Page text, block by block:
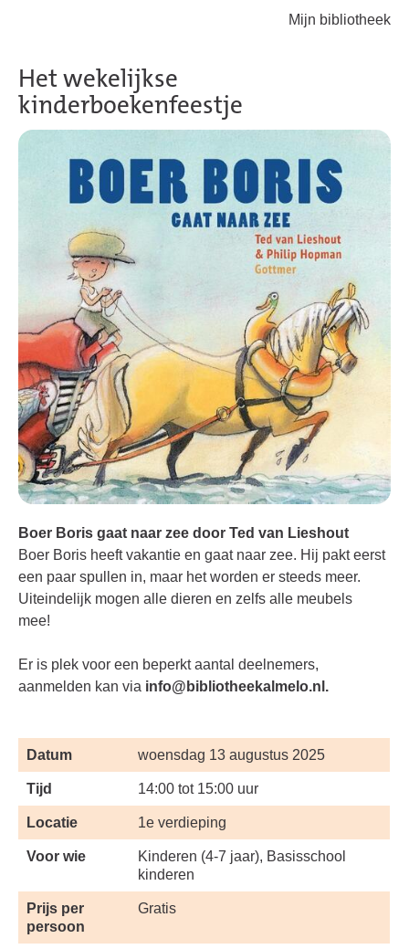
Mijn bibliotheek
Het wekelijkse
kinderboekenfeestje
Boer Boris gaat naar zee door Ted van Lieshout
Boer Boris heeft vakantie en gaat naar zee. Hij pakt eerst
een paar spullen in, maar het worden er steeds meer.
Uiteindelijk mogen alle dieren en zelfs alle meubels
mee!
Er is plek voor een beperkt aantal deelnemers,
aanmelden kan via info@bibliotheekalmelo.nl .
Datum woensdag 13 augustus 2025
Tijd 14:00 tot 15:00 uur
Locatie 1e verdieping
Voor wie
Kinderen (4-7 jaar), Basisschool
kinderen
Prijs per
persoon
Gratis